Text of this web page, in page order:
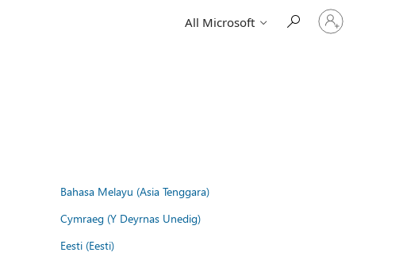
All Microsoft
Sign
in
Bahasa Melayu (Asia Tenggara)
Cymraeg (Y Deyrnas Unedig)
Eesti (Eesti)